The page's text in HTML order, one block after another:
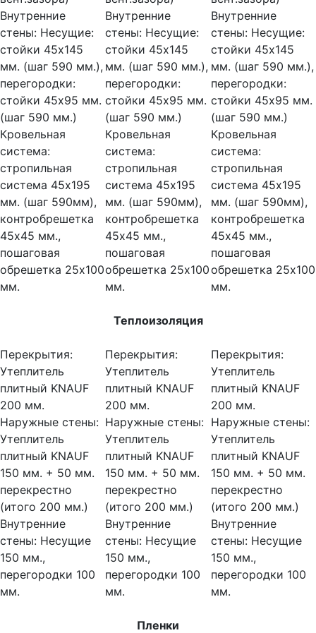
Внутренние
стены: Несущие:
стойки 45х145
мм. (шаг 590 мм.),
перегородки:
стойки 45х95 мм.
(шаг 590 мм.)
Кровельная
система:
стропильная
система 45х195
мм. (шаг 590мм),
контробрешетка
45х45 мм.,
пошаговая
обрешетка 25х100
мм.
Внутренние
стены: Несущие:
стойки 45х145
мм. (шаг 590 мм.),
перегородки:
стойки 45х95 мм.
(шаг 590 мм.)
Кровельная
система:
стропильная
система 45х195
мм. (шаг 590мм),
контробрешетка
45х45 мм.,
пошаговая
обрешетка 25х100
мм.
Внутренние
стены:Несущие:
стойки 45х145
мм. (шаг 590 мм.),
перегородки:
стойки 45х95 мм.
(шаг 590 мм.)
Кровельная
система:
стропильная
система 45х195
мм. (шаг 590мм),
контробрешетка
45х45 мм.,
пошаговая
обрешетка 25х100
мм.
Теплоизоляция
Перекрытия:
Утеплитель
плитный KNAUF
200 мм.
Наружные стены:
Утеплитель
плитный KNAUF
150 мм. + 50 мм.
перекрестно
(итого 200 мм.)
Внутренние
стены: Несущие
150 мм.,
перегородки 100
мм.
Перекрытия:
Утеплитель
плитный KNAUF
200 мм.
Наружные стены:
Утеплитель
плитный KNAUF
150 мм. + 50 мм.
перекрестно
(итого 200 мм.)
Внутренние
стены: Несущие
150 мм.,
перегородки 100
мм.
Перекрытия:
Утеплитель
плитный KNAUF
200 мм.
Наружные стены:
Утеплитель
плитный KNAUF
150 мм. + 50 мм.
перекрестно
(итого 200 мм.)
Внутренние
стены:Несущие
150 мм.,
перегородки 100
мм.
Пленки